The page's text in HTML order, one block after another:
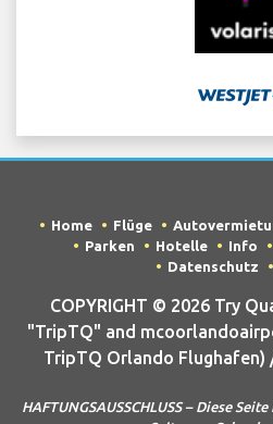
Home Flüge
Parken
Hotelle Info
Datenschutz
COPYRIGHT © 2026 Try
"TripTQ" and
TripTQ Orlando Flughafen)
HAFTUNGSAUSSCHLUSS – Diese